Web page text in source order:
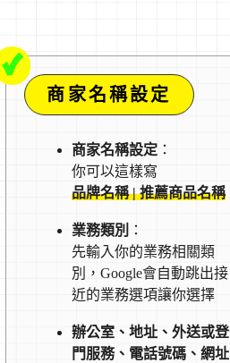
✓
商家名稱設定
商家名稱設定：
你可以這樣寫
品牌名稱 | 推薦商品名稱
業務類別
：
先輸入你的業務相關類
別，Google會自動跳出接
近的業務選項讓你選擇
辦公室、地址、外送或登
門服務、電話號碼、網址